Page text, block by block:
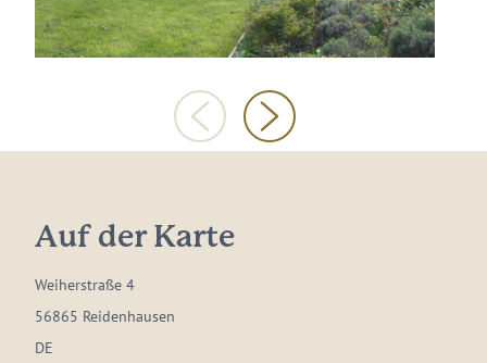
Auf der Karte
Weiherstraße 4
56865 Reidenhausen
DE